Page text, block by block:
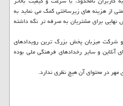
هزینه های زیرساختی کمک می نماید به
نهایی برای مشتریان به صرفه تر نگه داشته
میزبان پخش بزرگ ترین رویدادهای
آنلاین و سایر رخدادهای فرهنگی ملی بوده
مهر در محتوای آن هیچ نظری ندارد.